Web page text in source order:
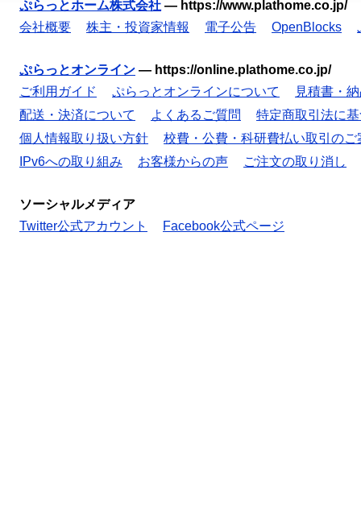
ぷらっとホーム株式会社 — https://www.plathome.co.jp/
会社概要
株主・投資家情報 電子公告 OpenBlocks
ぷらっとオンライン — https://online.plathome.co.jp/
ご利用ガイド
ぷらっとオンラインについて
見積書・
配送・決済について
よくあるご質問
特定商取引法に
個人情報取り扱い方針
校費・公費・科研費払い取引のご
IPv6への取り組み
お客様からの声 ご注文の取り消し
ソーシャルメディア
Twitter公式アカウント
Facebook公式ページ